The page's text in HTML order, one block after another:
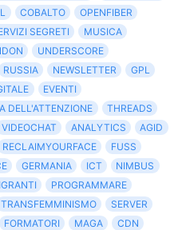
COBALTO
OPENFIBER
SEGRETI
MUSICA
UNDERSCORE
RUSSIA NEWSLETTER
GPL
EVENTI
DELL'ATTENZIONE
THREADS
VIDEOCHAT ANALYTICS
AGID
RECLAIMYOURFACE
FUSS
GERMANIA ICT
NIMBUS
PROGRAMMARE
TRANSFEMMINISMO
SERVER
FORMATORI MAGA
CDN